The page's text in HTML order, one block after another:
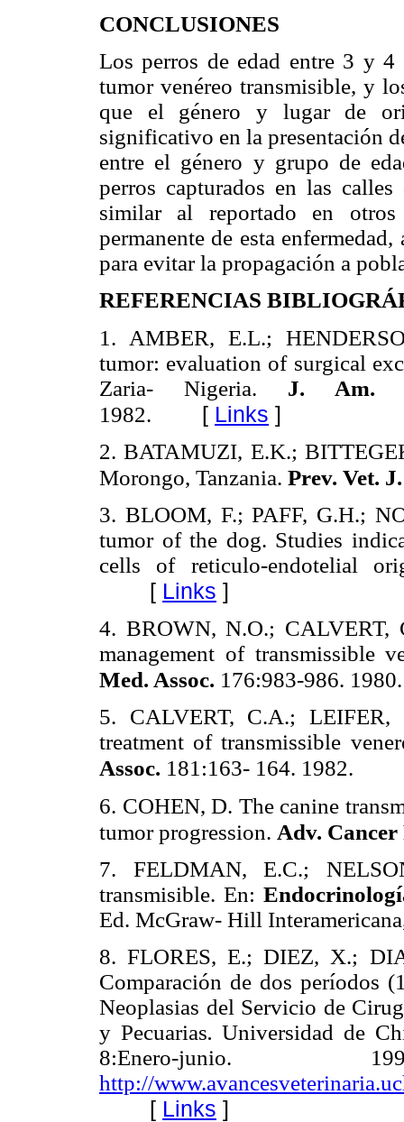
CONCLUSIONES
Los perros de edad entre 3 y 4
tumor venéreo transmisible, y
que el género y lugar de
significativo en la presentación
entre el género y grupo de
perros capturados en las
similar al reportado en otros
permanente de esta
para evitar la propagación a
REFERENCIAS
1. AMBER, E.L.;
tumor: evaluation of surgical
Zaria- Nigeria. J. Am.
1982. [ Links ]
2. BATAMUZI, E.K.;
Morongo, Tanzania. Prev. Vet.
3. BLOOM, F.; PAFF, G.H.;
tumor of the dog. Studies
cells of reticulo-endotelial
[ Links ]
4. BROWN, N.O.; CALVERT,
management of transmissible
Med. Assoc. 176:983-986.
5. CALVERT, C.A.;
treatment of transmissible
Assoc. 181:163- 164. 1982.
6. COHEN, D. The canine
tumor progression. Adv. Cancer
7. FELDMAN, E.C.;
transmisible. En:
Ed. McGraw- Hill
8. FLORES, E.; DIEZ, X.;
Comparación de dos períodos
Neoplasias del Servicio de
y Pecuarias.Universidad de
8:Enero-
http://
[ Links ]